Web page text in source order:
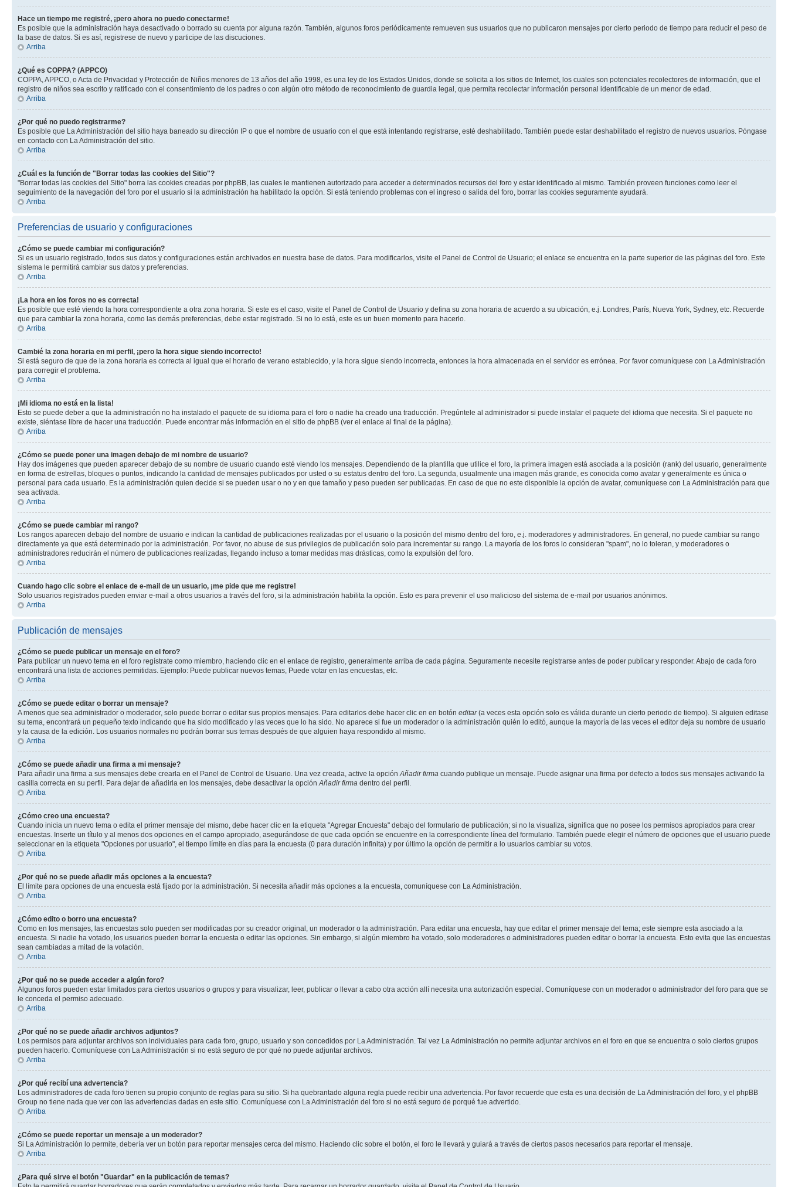
Hace un tiempo me registré, ¡pero ahora no puedo conectarme!
Es posible que la administración haya desactivado o borrado su cuenta por alguna razón. También, algunos foros periódicamente remueven sus usuarios que no publicaron mensajes por cierto periodo de tiempo para reducir el peso de
la base de datos. Si es así, registrese de nuevo y participe de las discuciones.
Arriba
¿Qué es COPPA? (APPCO)
COPPA, APPCO, o Acta de Privacidad y Protección de Niños menores de 13 años del año 1998, es una ley de los Estados Unidos, donde se solicita a los sitios de Internet, los cuales son potenciales recolectores de información, que el
registro de niños sea escrito y ratificado con el consentimiento de los padres o con algún otro método de reconocimiento de guardia legal, que permita recolectar información personal identificable de un menor de edad.
Arriba
¿Por qué no puedo registrarme?
Es posible que La Administración del sitio haya baneado su dirección IP o que el nombre de usuario con el que está intentando registrarse, esté deshabilitado. También puede estar deshabilitado el registro de nuevos usuarios. Póngase
en contacto con La Administración del sitio.
Arriba
¿Cuál es la función de "Borrar todas las cookies del Sitio"?
"Borrar todas las cookies del Sitio" borra las cookies creadas por phpBB, las cuales le mantienen autorizado para acceder a determinados recursos del foro y estar identificado al mismo. También proveen funciones como leer el
seguimiento de la navegación del foro por el usuario si la administración ha habilitado la opción. Si está teniendo problemas con el ingreso o salida del foro, borrar las cookies seguramente ayudará.
Arriba
Preferencias de usuario y configuraciones
¿Cómo se puede cambiar mi configuración?
Si es un usuario registrado, todos sus datos y configuraciones están archivados en nuestra base de datos. Para modificarlos, visite el Panel de Control de Usuario; el enlace se encuentra en la parte superior de las páginas del foro. Este
sistema le permitirá cambiar sus datos y preferencias.
Arriba
¡La hora en los foros no es correcta!
Es posible que esté viendo la hora correspondiente a otra zona horaria. Si este es el caso, visite el Panel de Control de Usuario y defina su zona horaria de acuerdo a su ubicación, e.j. Londres, París, Nueva York, Sydney, etc. Recuerde
que para cambiar la zona horaria, como las demás preferencias, debe estar registrado. Si no lo está, este es un buen momento para hacerlo.
Arriba
Cambié la zona horaria en mi perfil, ¡pero la hora sigue siendo incorrecto!
Si está seguro de que de la zona horaria es correcta al igual que el horario de verano establecido, y la hora sigue siendo incorrecta, entonces la hora almacenada en el servidor es errónea. Por favor comuníquese con La Administración
para corregir el problema.
Arriba
¡Mi idioma no está en la lista!
Esto se puede deber a que la administración no ha instalado el paquete de su idioma para el foro o nadie ha creado una traducción. Pregúntele al administrador si puede instalar el paquete del idioma que necesita. Si el paquete no
existe, siéntase libre de hacer una traducción. Puede encontrar más información en el sitio de phpBB (ver el enlace al final de la página).
Arriba
¿Cómo se puede poner una imagen debajo de mi nombre de usuario?
Hay dos imágenes que pueden aparecer debajo de su nombre de usuario cuando esté viendo los mensajes. Dependiendo de la plantilla que utilice el foro, la primera imagen está asociada a la posición (rank) del usuario, generalmente
en forma de estrellas, bloques o puntos, indicando la cantidad de mensajes publicados por usted o su estatus dentro del foro. La segunda, usualmente una imagen más grande, es conocida como avatar y generalmente es única o
personal para cada usuario. Es la administración quien decide si se pueden usar o no y en que tamaño y peso pueden ser publicadas. En caso de que no este disponible la opción de avatar, comuníquese con La Administración para que
sea activada.
Arriba
¿Cómo se puede cambiar mi rango?
Los rangos aparecen debajo del nombre de usuario e indican la cantidad de publicaciones realizadas por el usuario o la posición del mismo dentro del foro, e.j. moderadores y administradores. En general, no puede cambiar su rango
directamente ya que está determinado por la administración. Por favor, no abuse de sus privilegios de publicación solo para incrementar su rango. La mayoría de los foros lo consideran "spam", no lo toleran, y moderadores o
administradores reducirán el número de publicaciones realizadas, llegando incluso a tomar medidas mas drásticas, como la expulsión del foro.
Arriba
Cuando hago clic sobre el enlace de e-mail de un usuario, ¡me pide que me registre!
Solo usuarios registrados pueden enviar e-mail a otros usuarios a través del foro, si la administración habilita la opción. Esto es para prevenir el uso malicioso del sistema de e-mail por usuarios anónimos.
Arriba
Publicación de mensajes
¿Cómo se puede publicar un mensaje en el foro?
Para publicar un nuevo tema en el foro regístrate como miembro, haciendo clic en el enlace de registro, generalmente arriba de cada página. Seguramente necesite registrarse antes de poder publicar y responder. Abajo de cada foro
encontrará una lista de acciones permitidas. Ejemplo: Puede publicar nuevos temas, Puede votar en las encuestas, etc.
Arriba
¿Cómo se puede editar o borrar un mensaje?
A menos que sea administrador o moderador, solo puede borrar o editar sus propios mensajes. Para editarlos debe hacer clic en en botón editar(a veces esta opción solo es válida durante un cierto periodo de tiempo). Si alguien editase
su tema, encontrará un pequeño texto indicando que ha sido modificado y las veces que lo ha sido. No aparece si fue un moderador o la administración quién lo editó, aunque la mayoría de las veces el editor deja su nombre de usuario
y la causa de la edición. Los usuarios normales no podrán borrar sus temas después de que alguien haya respondido al mismo.
Arriba
¿Cómo se puede añadir una firma a mi mensaje?
Para añadir una firma a sus mensajes debe crearla en el Panel de Control de Usuario. Una vez creada, active la opción Añadir firma cuando publique un mensaje. Puede asignar una firma por defecto a todos sus mensajes activando la
casilla correcta en su perfil. Para dejar de añadirla en los mensajes, debe desactivar la opción Añadir firma dentro del perfil.
Arriba
¿Cómo creo una encuesta?
Cuando inicia un nuevo tema o edita el primer mensaje del mismo, debe hacer clic en la etiqueta "Agregar Encuesta" debajo del formulario de publicación; si no la visualiza, significa que no posee los permisos apropiados para crear
encuestas. Inserte un título y al menos dos opciones en el campo apropiado, asegurándose de que cada opción se encuentre en la correspondiente línea del formulario. También puede elegir el número de opciones que el usuario puede
seleccionar en la etiqueta "Opciones por usuario", el tiempo límite en días para la encuesta (0 para duración infinita) y por último la opción de permitir a lo usuarios cambiar su votos.
Arriba
¿Por qué no se puede añadir más opciones a la encuesta?
El límite para opciones de una encuesta está fijado por la administración. Si necesita añadir más opciones a la encuesta, comuníquese con La Administración.
Arriba
¿Cómo edito o borro una encuesta?
Como en los mensajes, las encuestas solo pueden ser modificadas por su creador original, un moderador o la administración. Para editar una encuesta, hay que editar el primer mensaje del tema; este siempre esta asociado a la
encuesta. Si nadie ha votado, los usuarios pueden borrar la encuesta o editar las opciones. Sin embargo, si algún miembro ha votado, solo moderadores o administradores pueden editar o borrar la encuesta. Esto evita que las encuestas
sean cambiadas a mitad de la votación.
Arriba
¿Por qué no se puede acceder a algún foro?
Algunos foros pueden estar limitados para ciertos usuarios o grupos y para visualizar, leer, publicar o llevar a cabo otra acción allí necesita una autorización especial. Comuníquese con un moderador o administrador del foro para que se
le conceda el permiso adecuado.
Arriba
¿Por qué no se puede añadir archivos adjuntos?
Los permisos para adjuntar archivos son individuales para cada foro, grupo, usuario y son concedidos por La Administración. Tal vez La Administración no permite adjuntar archivos en el foro en que se encuentra o solo ciertos grupos
pueden hacerlo. Comuníquese con La Administración si no está seguro de por qué no puede adjuntar archivos.
Arriba
¿Por qué recibí una advertencia?
Los administradores de cada foro tienen su propio conjunto de reglas para su sitio. Si ha quebrantado alguna regla puede recibir una advertencia. Por favor recuerde que esta es una decisión de La Administración del foro, y el phpBB
Group no tiene nada que ver con las advertencias dadas en este sitio. Comuníquese con La Administración del foro si no está seguro de porqué fue advertido.
Arriba
¿Cómo se puede reportar un mensaje a un moderador?
Si La Administración lo permite, debería ver un botón para reportar mensajes cerca del mismo. Haciendo clic sobre el botón, el foro le llevará y guiará a través de ciertos pasos necesarios para reportar el mensaje.
Arriba
¿Para qué sirve el botón "Guardar" en la publicación de temas?